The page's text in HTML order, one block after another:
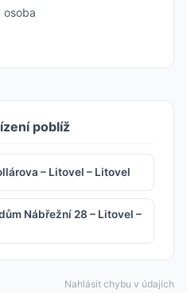
osoba
poblíž
– Litovel – Litovel
Nábřežní 28 – Litovel –
Nahlásit chybu v údajích